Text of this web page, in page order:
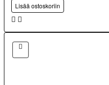
Lisää ostoskoriin